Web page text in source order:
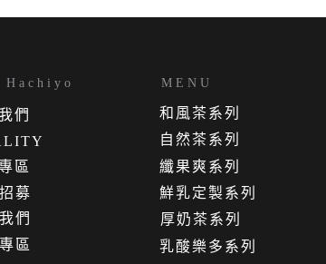
募
Hachiyo
們
區
們
區
乳酸樂多系列
厚奶茶系列
鮮乳定製系列
纖果爽系列
自然茶系列
和風茶系列
MENU